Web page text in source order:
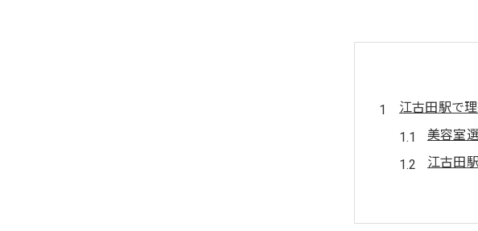
江古田駅で
美容室
江古田
美容室